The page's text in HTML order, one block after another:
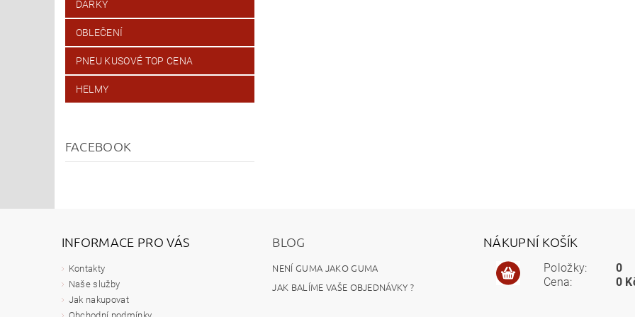
DÁRKY
OBLEČENÍ
PNEU KUSOVÉ TOP CENA
HELMY
FACEBOOK
INFORMACE PRO VÁS
Kontakty
Naše služby
Jak nakupovat
BLOG
NENÍ GUMA JAKO GUMA
JAK BALÍME VAŠE OBJEDNÁVKY ?
NÁKUPNÍ KOŠÍK
Položky:
Cena:
0
0